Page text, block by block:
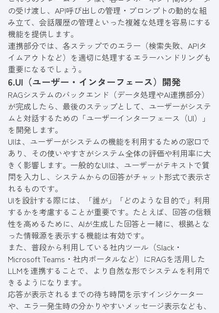
の受け渡し、API呼び出しの管理・プロンプトの動的な組
み立て、会話履歴の管理といった複雑な処理を容易にする
機能を提供します。
連携部分では、各ステップでのエラー（検索失敗、APIタ
イムアウトなど）を適切に処理するエラーハンドリングも
重要になるでしょう。
6.UI（ユーザー・インターフェース）開発
RAGシステムのバックエンド（データ処理やAI連携部分）
が完成したら、最後のステップとして、ユーザーがシステ
ムと対話するための「ユーザーインターフェース（UI）」
を開発します。
UIは、ユーザーがシステムの機能を利用するための窓口で
あり、その使いやすさがシステム全体の評価や利用率に大
きく影響します。一般的なUIは、ユーザーがテキストで質
問を入力し、システムからの回答がチャット形式で表示さ
れるものです。
UIを設計する際には、「誰が」「どのような目的で」利用
するかを考慮することが重要です。たとえば、回答の信頼
性を高めるために、AIが生成した回答と一緒に、根拠とな
った情報源を表示する機能は有効です。
また、普段から利用している社内ツール（Slack・
Microsoft Teams・社内ポータルなど）にRAGを活用した
LLMを連携することで、より自然な形でシステムを利用で
きるようになります。
応答が表示されるまでの待ち時間を示すインジケーター
や、エラー発生時の分かりやすいメッセージ表示なども、